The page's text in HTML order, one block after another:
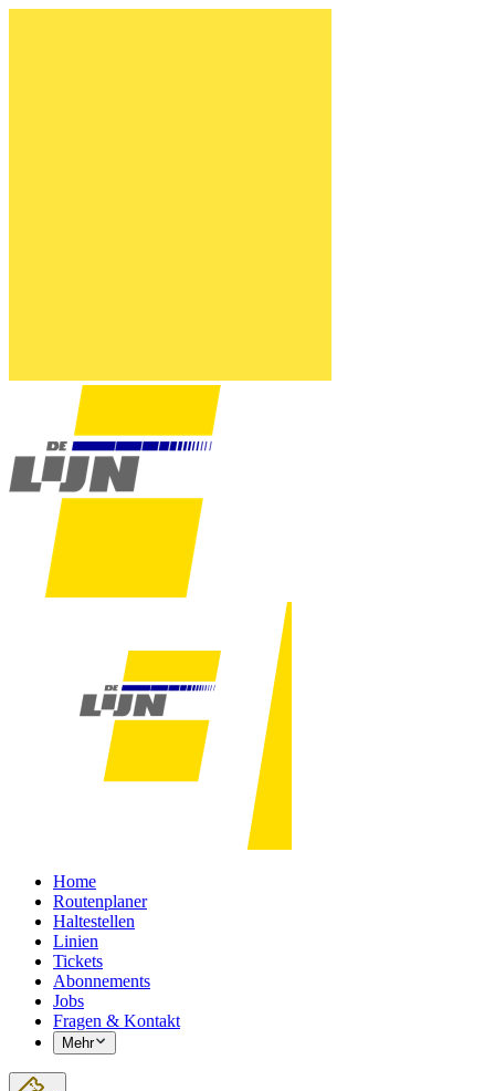
Home
Routenplaner
Haltestellen
Linien
Tickets
Abonnements
Jobs
Fragen & Kontakt
Mehr